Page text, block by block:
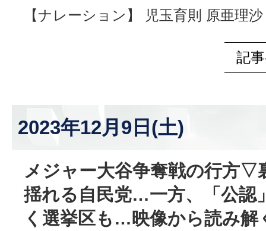
【ナレーション】 児玉育則 原亜理沙
記
2023年12月9日(土)
メジャー大谷争奪戦の行方▽
揺れる自民党…一方、「公認
く選挙区も…映像から読み解